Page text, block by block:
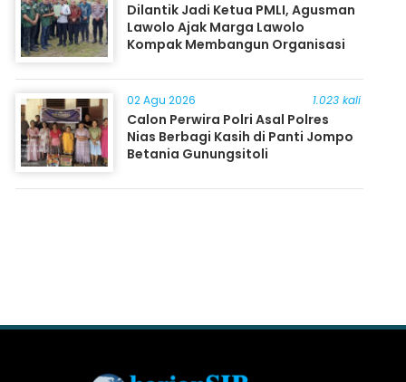
Dilantik Jadi Ketua PMLI, Agusman
Lawolo Ajak Marga Lawolo
Kompak Membangun Organisasi
02 Agu 2026 1.023 kali
Calon Perwira Polri Asal Polres
Nias Berbagi Kasih di Panti Jompo
Betania Gunungsitoli